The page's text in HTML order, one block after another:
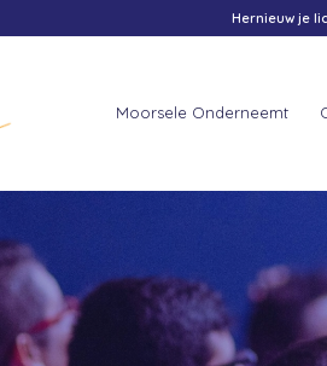
Hernieuw je
Moorsele Onderneemt